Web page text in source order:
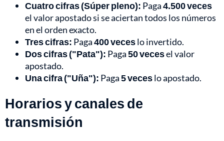
Cuatro cifras (Súper pleno): Paga4.500 veces
el valor apostado si se aciertan todos los números
en el orden exacto.
Tres cifras: Paga400 veceslo invertido.
Dos cifras ("Pata"): Paga50 vecesel valor
apostado.
Una cifra ("Uña"): Paga5 veceslo apostado.
Horarios y canales de
transmisión